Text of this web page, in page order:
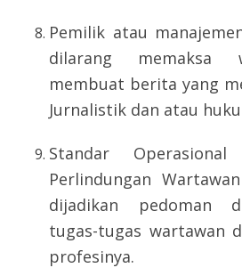
Pemilik atau
dilarang memaksa
membuat berita yang
Jurnalistik dan atau
Standar
Perlindungan
dijadikan pedoman
tugas-tugas wartawan
profesinya.